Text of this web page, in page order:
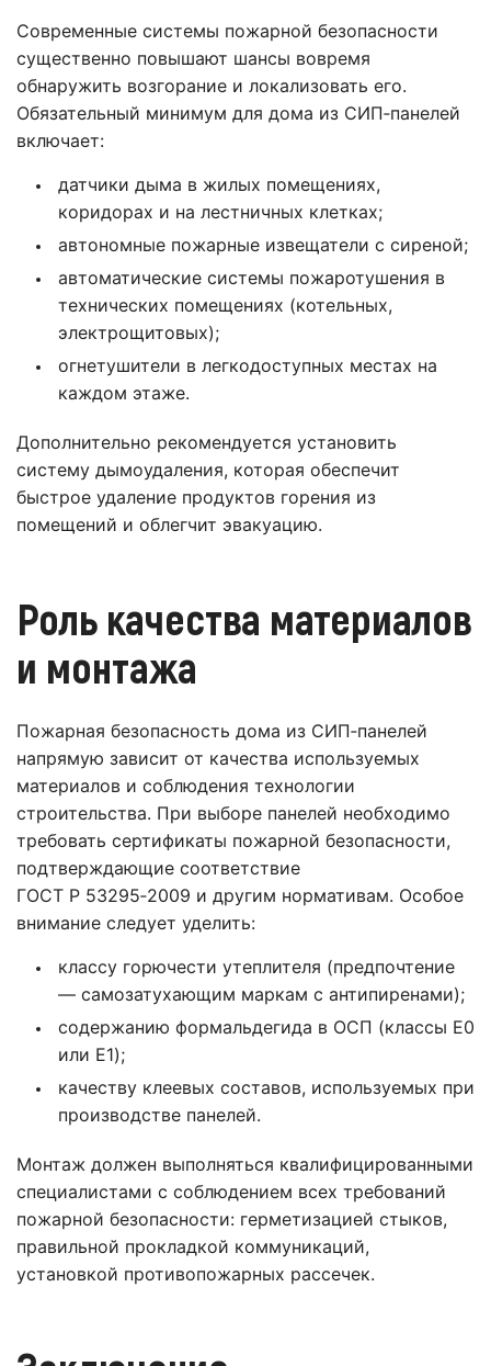
Современные системы пожарной безопасности
существенно повышают шансы вовремя
обнаружить возгорание и локализовать его.
Обязательный минимум для дома из СИП‑панелей
включает:
датчики дыма в жилых помещениях,
коридорах и на лестничных клетках;
автономные пожарные извещатели с сиреной;
автоматические системы пожаротушения в
технических помещениях (котельных,
электрощитовых);
огнетушители в легкодоступных местах на
каждом этаже.
Дополнительно рекомендуется установить
систему дымоудаления, которая обеспечит
быстрое удаление продуктов горения из
помещений и облегчит эвакуацию.
Роль качества материалов
и монтажа
Пожарная безопасность дома из СИП‑панелей
напрямую зависит от качества используемых
материалов и соблюдения технологии
строительства. При выборе панелей необходимо
требовать сертификаты пожарной безопасности,
подтверждающие соответствие
ГОСТ Р 53295‑2009 и другим нормативам. Особое
внимание следует уделить:
классу горючести утеплителя (предпочтение
— самозатухающим маркам с антипиренами);
содержанию формальдегида в ОСП (классы E0
или E1);
качеству клеевых составов, используемых при
производстве панелей.
Монтаж должен выполняться квалифицированными
специалистами с соблюдением всех требований
пожарной безопасности: герметизацией стыков,
правильной прокладкой коммуникаций,
установкой противопожарных рассечек.